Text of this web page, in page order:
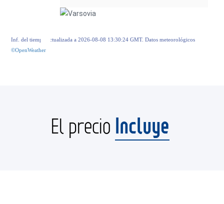
Inf. del tiempo actualizada a 2026-08-08 13:30:24 GMT. Datos meteorológicos
©OpenWeather
El precio Incluye